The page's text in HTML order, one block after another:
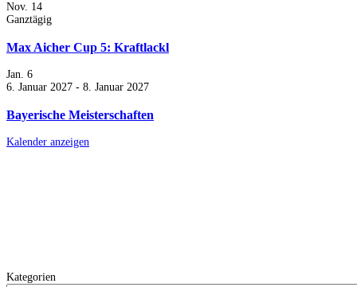
Nov. 14
Ganztägig
Max Aicher Cup 5: Kraftlackl
Jan. 6
6. Januar 2027 - 8. Januar 2027
Bayerische Meisterschaften
Kalender anzeigen
Kategorien